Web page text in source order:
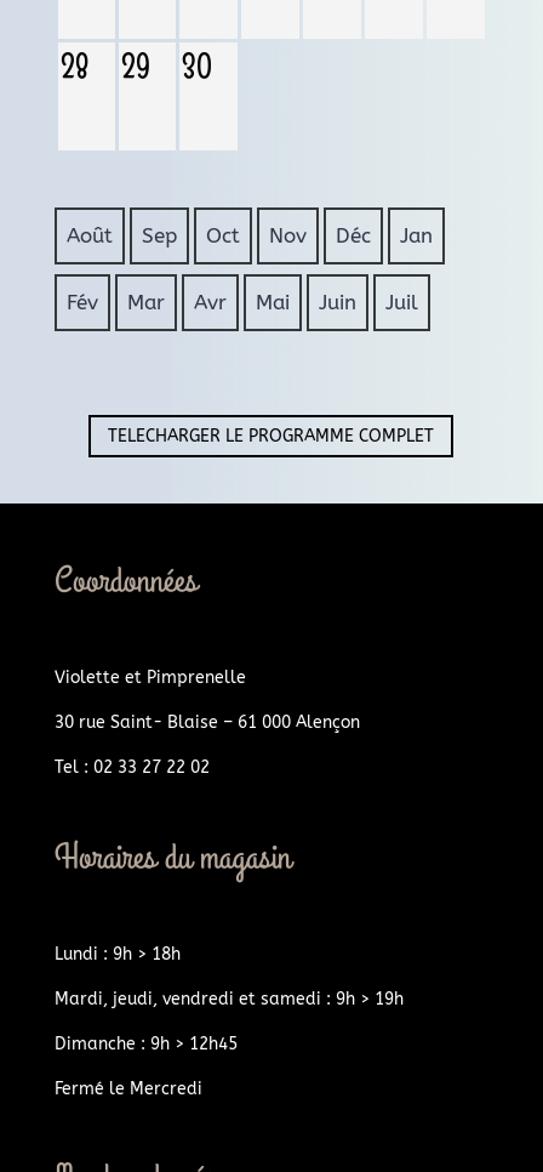
28 29 30
Août Sep Oct Nov Déc Jan
Fév Mar Avr Mai Juin Juil
TELECHARGER LE PROGRAMME COMPLET
Coordonnées
Violette et Pimprenelle
30 rue Saint- Blaise – 61 000 Alençon
Tel : 02 33 27 22 02
Horaires du magasin
Lundi : 9h > 18h
Mardi, jeudi, vendredi et samedi : 9h > 19h
Dimanche : 9h > 12h45
Fermé le Mercredi